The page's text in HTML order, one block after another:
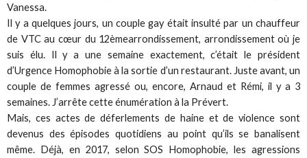
Vanessa.
Il y a quelques jours, un couple gay était insulté par un chauffeur
de VTC au cœur du 12èmearrondissement, arrondissement où je
suis élu. Il y a une semaine exactement, c’était le président
d’Urgence Homophobie à la sortie d’un restaurant. Juste avant, un
couple de femmes agressé ou, encore, Arnaud et Rémi, il y a 3
semaines. J’arrête cette énumération à la Prévert.
Mais, ces actes de déferlements de haine et de violence sont
devenus des épisodes quotidiens au point qu’ils se banalisent
même. Déjà, en 2017, selon SOS Homophobie, les agressions